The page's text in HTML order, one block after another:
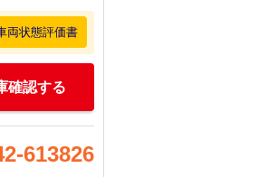
両状態評価書
確認する
613826